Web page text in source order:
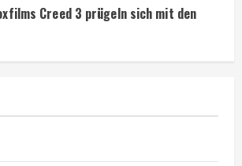
Creed 3 prügeln sich mit den